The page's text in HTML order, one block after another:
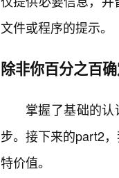
文件或程序的提示。
除非你百分之百
掌握了基础的
步。接下来的part2
特价值。